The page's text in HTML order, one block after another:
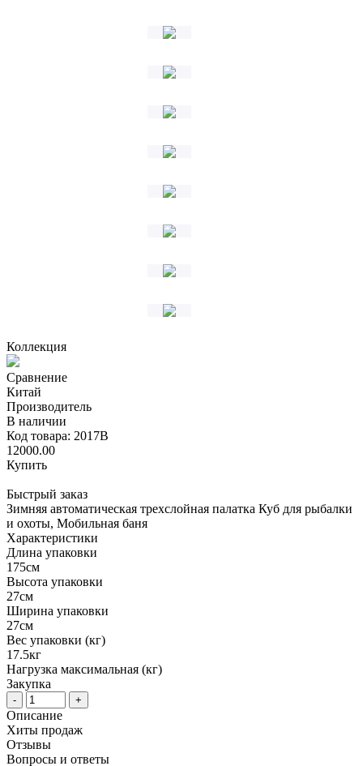
Коллекция
Сравнение
Китай
Производитель
В наличии
Код товара: 2017B
12000.00
Купить
Быстрый заказ
Зимняя автоматическая трехслойная палатка Куб для рыбалки
и охоты, Мобильная баня
Характеристики
Длина упаковки
175см
Высота упаковки
27см
Ширина упаковки
27см
Вес упаковки (кг)
17.5кг
Нагрузка максимальная (кг)
Закупка
- +
Описание
Хиты продаж
Отзывы
Вопросы и ответы